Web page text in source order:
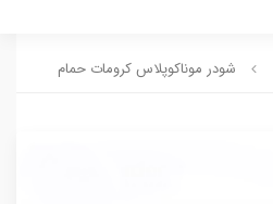
شودر موناکوپلاس کرومات حمام